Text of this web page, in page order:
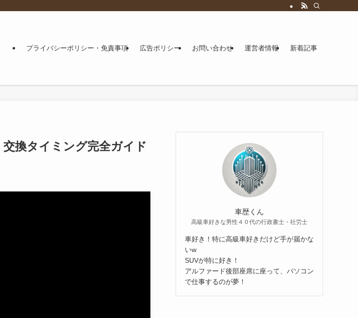
プライバシーポリシー・免責事項 広告ポリシー お問い合わせ 運営者情報 新着記事
換タイミング完全ガイド
車歴くん
高級車好きな男性４０代の行政書士・社労士
車好き！特に高級車好きだけど手が届かな
いw
SUVが特に好き！
アルファード後部座席に座って、パソコン
で仕事するのが夢！